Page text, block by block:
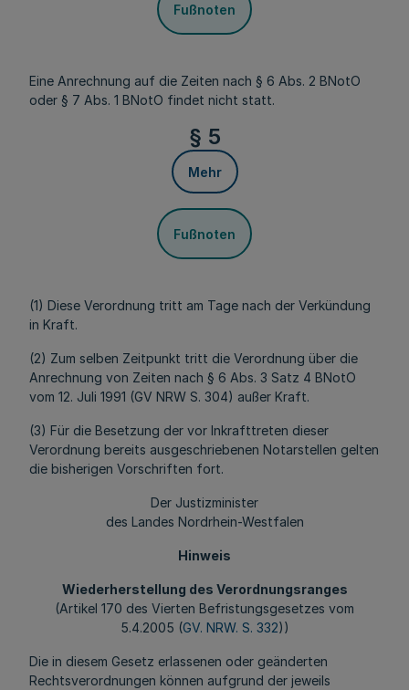
Fußnoten
Eine Anrechnung auf die Zeiten nach § 6 Abs. 2 BNotO
oder § 7 Abs. 1 BNotO findet nicht statt.
§ 5
Mehr
Fußnoten
(1) Diese Verordnung tritt am Tage nach der Verkündung
in Kraft.
(2) Zum selben Zeitpunkt tritt die Verordnung über die
Anrechnung von Zeiten nach § 6 Abs. 3 Satz 4 BNotO
vom 12. Juli 1991 (GV NRW S. 304) außer Kraft.
(3) Für die Besetzung der vor Inkrafttreten dieser
Verordnung bereits ausgeschriebenen Notarstellen gelten
die bisherigen Vorschriften fort.
Der Justizminister
des Landes Nordrhein-Westfalen
Hinweis
Wiederherstellung des Verordnungsranges
(Artikel 170 des Vierten Befristungsgesetzes vom
5.4.2005 (GV. NRW. S. 332))
Die in diesem Gesetz erlassenen oder geänderten
Rechtsverordnungen können aufgrund der jeweils